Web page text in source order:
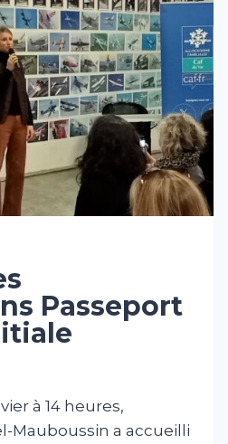
Passeport
à 14 heures,
Mauboussin a accueilli